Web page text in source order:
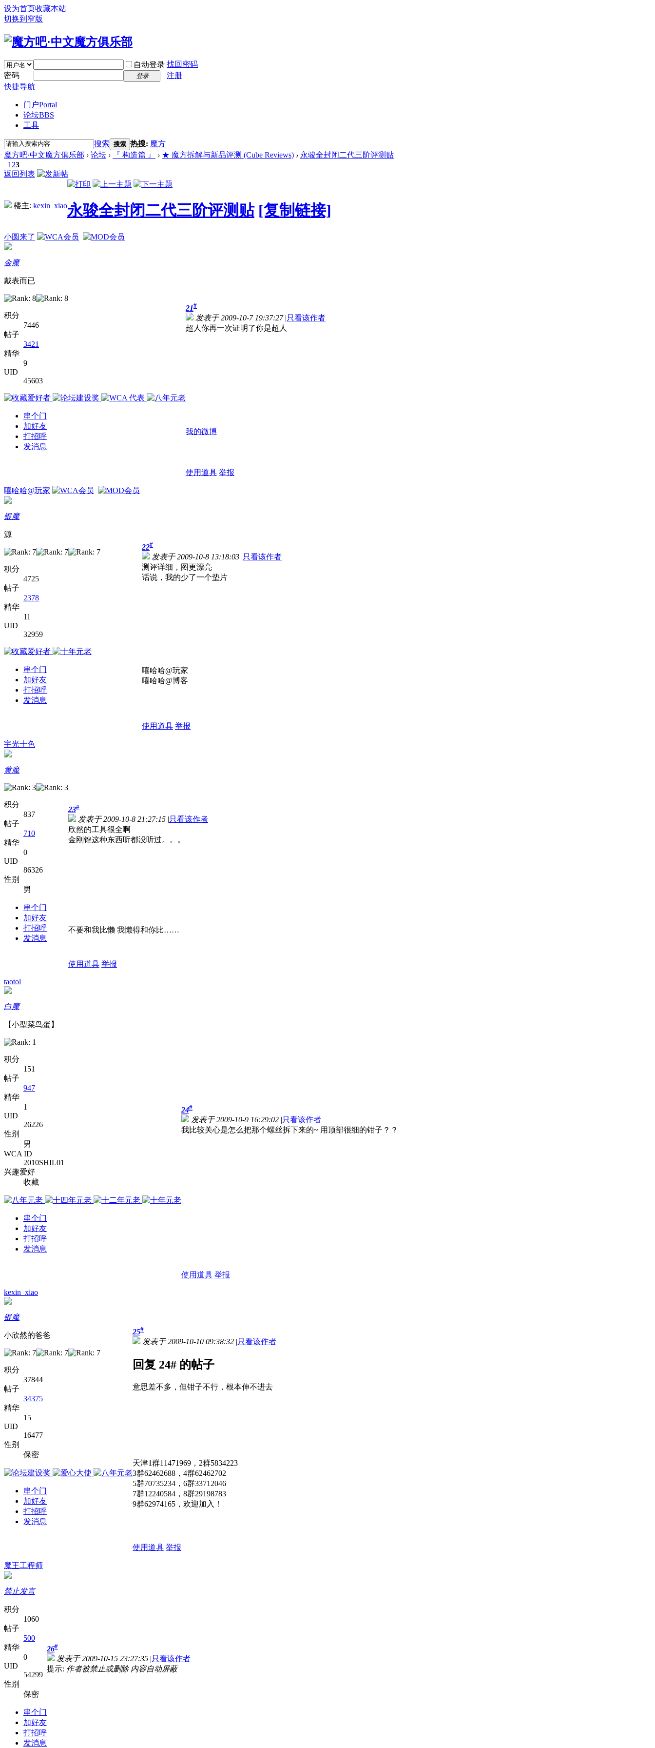
设为首页收藏本站
切换到窄版
自动登录 找回密码
密码
登录
注册
快捷导航
门户Portal
论坛BBS
工具
搜索 搜索 热搜: 魔方
魔方吧·中文魔方俱乐部 › 论坛 › 『 构造篇 』 › ★ 魔方拆解与新品评测 (Cube Reviews) › 永骏全封闭二代三阶评测贴
1 23
返回列表
楼主: kexin_xiao永骏全封闭二代三阶评测贴 [复制链接]
小圆来了
金魔
戴表而已
积分
7446
帖子
3421
精华
9
UID
45603
串个门
加好友
打招呼
发消息
21#
发表于 2009-10-7 19:37:27 |只看该作者
超人你再一次证明了你是超人
我的微博
使用道具 举报
嘻哈哈@玩家
银魔
源
积分
4725
帖子
2378
精华
11
UID
32959
串个门
加好友
打招呼
发消息
22#
发表于 2009-10-8 13:18:03 |只看该作者
测评详细，图更漂亮
话说，我的少了一个垫片
嘻哈哈@玩家
嘻哈哈@博客
使用道具 举报
宇光十色
黄魔
积分
837
帖子
710
精华
0
UID
86326
性别
男
串个门
加好友
打招呼
发消息
23#
发表于 2009-10-8 21:27:15 |只看该作者
欣然的工具很全啊
金刚锉这种东西听都没听过。。。
不要和我比懒 我懒得和你比……
使用道具 举报
taotol
白魔
【小型菜鸟蛋】
积分
151
帖子
947
精华
1
UID
26226
性别
男
WCA ID
2010SHIL01
兴趣爱好
收藏
串个门
加好友
打招呼
发消息
24#
发表于 2009-10-9 16:29:02 |只看该作者
我比较关心是怎么把那个螺丝拆下来的~ 用顶部很细的钳子？？
使用道具 举报
kexin_xiao
银魔
小欣然的爸爸
积分
37844
帖子
34375
精华
15
UID
16477
性别
保密
串个门
加好友
打招呼
发消息
25#
发表于 2009-10-10 09:38:32 |只看该作者
回复 24# 的帖子
意思差不多，但钳子不行，根本伸不进去
天津1群11471969，2群5834223
3群62462688，4群62462702
5群70735234，6群33712046
7群12240584，8群29198783
9群62974165，欢迎加入！
使用道具 举报
魔王工程师
禁止发言
积分
1060
帖子
500
精华
0
UID
54299
性别
保密
串个门
加好友
打招呼
发消息
26#
发表于 2009-10-15 23:27:35 |只看该作者
提示: 作者被禁止或删除 内容自动屏蔽